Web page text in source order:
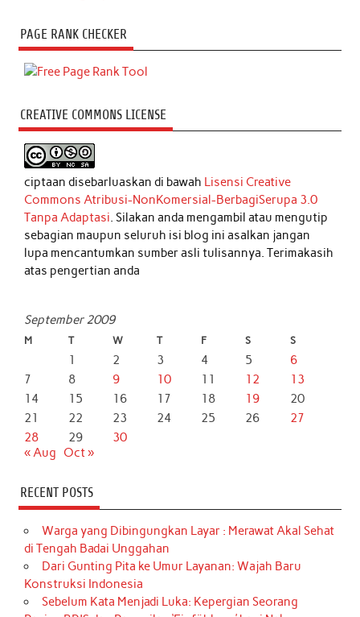
PAGE RANK CHECKER
CREATIVE COMMONS LICENSE
ciptaan disebarluaskan di bawah Lisensi Creative
Commons Atribusi-NonKomersial-BerbagiSerupa 3.0
Tanpa Adaptasi. Silakan anda mengambil atau mengutip
sebagian maupun seluruh isi blog ini asalkan jangan
lupa mencantumkan sumber asli tulisannya. Terimakasih
atas pengertian anda
September 2009
M T W T F S S
1 2 3 4 5
6
7
8 9 10 11 12
13
14
15 16 17 18 19
20
21
22 23 24 25 26
27
28
29
30
« Aug
Oct »
RECENT POSTS
Warga yang Dibingungkan Layar : Merawat Akal Sehat
di Tengah Badai Unggahan
Dari Gunting Pita ke Umur Layanan: Wajah Baru
Konstruksi Indonesia
Sebelum Kata Menjadi Luka: Kepergian Seorang